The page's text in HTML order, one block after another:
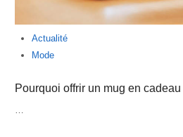
Actualité
Mode
Pourquoi offrir un mug en